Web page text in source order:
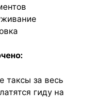
таксы за весь
гиду на